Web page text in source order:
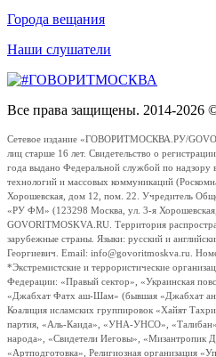
Города вещания
Наши слушатели
Все права защищены. 2014-2026
Сетевое издание «ГОВОРИТМОСКВА.РУ/
лиц старше 16 лет. Свидетельство о
года выдано Федеральной службой по надзору
технологий и массовых коммуникаций
Хорошевская, дом 12, пом. 22. Учредитель
«РУ ФМ» (123298 Москва, ул. 3-я
GOVORITMOSKVA.RU. Территория
зарубежные страны. Языки: русский и
Георгиевич. Email: info@govoritmoskva.ru.
*Экстремистские и террористические
Федерации: «Правый сектор», «Украинская
«Джабхат Фатх аш-Шам» (бывшая «Джабхат
Коалиция исламских группировок «Хайят
партия, «Аль-Каида», «УНА-УНСО»,
народа», «Свидетели Иеговы», «Мизантропик
«Артподготовка», Религиозная организация